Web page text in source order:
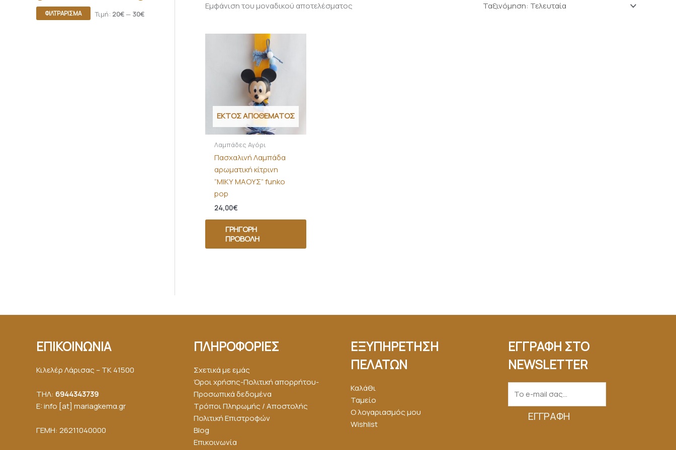
ΦΙΛΤΡΆΡΙΣΜΑ Τιμή: 20€— 30€
Εμφάνιση του μοναδικού αποτελέσματος
ΕΚΤΌΣ ΑΠΟΘΈΜΑΤΟΣ
Λαμπάδες Αγόρι
Πασχαλινή Λαμπάδα
αρωματική κίτρινη
“ΜΙΚΥ ΜΑΟΥΣ” funko
pop
24,00€
ΓΡΉΓΟΡΗ
ΠΡΟΒΟΛΉ
ΕΠΙΚΟΙΝΩΝΙΑ
Κιλελέρ Λάρισας – ΤΚ 41500
ΤΗΛ: 6944343739
E: info [at] mariagkemα.gr
ΓΕΜΗ: 26211040000
ΠΛΗΡΟΦΟΡΙΕΣ
Σχετικά με εμάς
Όροι χρήσης-Πολιτική απορρήτου-
Προσωπικά δεδομένα
Τρόποι Πληρωμής / Αποστολής
Πολιτική Επιστροφών
Blog
Επικοινωνία
ΕΞΥΠΗΡΕΤΗΣΗ
ΠΕΛΑΤΩΝ
Καλάθι
Ταμείο
Ο λογαριασμός μου
Wishlist
ΕΓΓΡΑΦΗ ΣΤΟ
NEWSLETTER
ΕΓΓΡΑΦΉ